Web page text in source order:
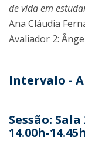
de vida em
Ana Cláudia
Avaliador 2:
Intervalo -
Sessão:
14.00h-14.45h